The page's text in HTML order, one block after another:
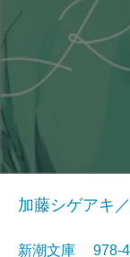
加藤シゲアキ
新潮文庫 978-